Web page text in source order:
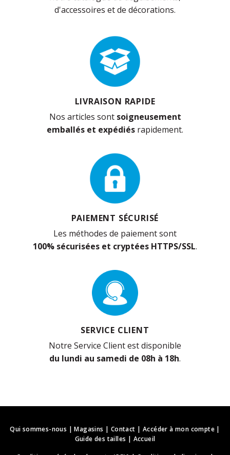
d'accessoires et de décorations.
LIVRAISON RAPIDE
Nos articles sont soigneusement
emballés et expédiés rapidement.
PAIEMENT SÉCURISÉ
Les méthodes de paiement sont
100% sécurisées et cryptées HTTPS/SSL.
SERVICE CLIENT
Notre Service Client est disponible
du lundi au samedi de 08h à 18h.
Qui sommes-nous |Magasins | Contact | Accéder à mon compte|
Guide des tailles | Accueil